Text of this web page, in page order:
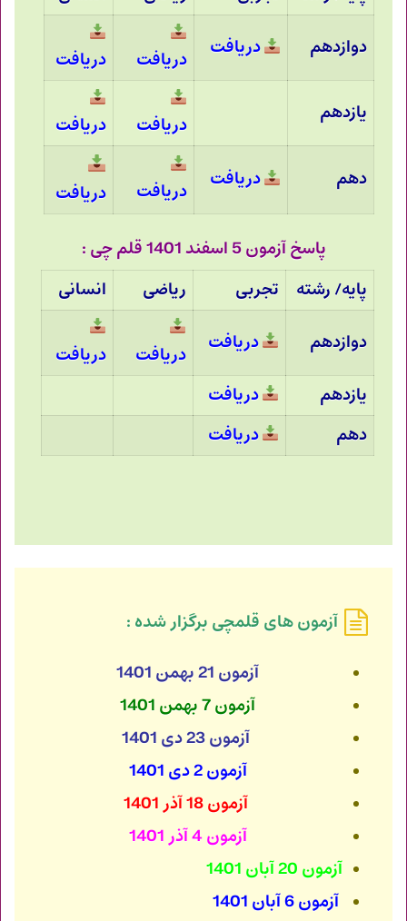
دوازدهم
دریافت دریافت
دریافت
یازدهم
دریافت دریافت
دهم دریافت دریافت دریافت
پاسخ آزمون 5 اسفند 1401 قلم چی :
پایه/ رشته
تجربی ریاضی
انسانی
دوازدهم
دریافت دریافت
دریافت
یازدهم
دریافت
دهم
دریافت
آزمون های قلمچی برگزار شده :
آزمون 21 بهمن 1401
آزمون 7 بهمن 1401
آزمون 23 دی 1401
آزمون 2 دی 1401
آزمون 18 آذر 1401
آزمون 4 آذر 1401
آزمون 20 آبان 1401
آزمون 6 آبان 1401